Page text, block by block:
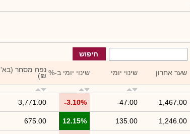
חיפוש
שער אחרון שינוי יומי שינוי יומי ב-% נפח מסחר (בא'
₪)
1,467.00
-47.00
-3.10%
3,771.00
1,246.00
135.00
12.15%
675.00